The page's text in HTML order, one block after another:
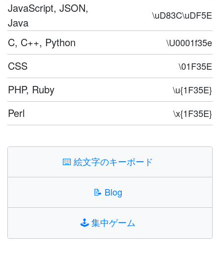
JavaScript, JSON,
Java
\uD83C\uDF5E
C, C++, Python \U0001f35e
CSS \01F35E
PHP, Ruby \u{1F35E}
Perl \x{1F35E}
⌨️絵文字のキーボード
📝 Blog
🕹️集中ゲーム